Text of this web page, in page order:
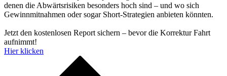
denen die Abwärtsrisiken besonders hoch sind – und wo sich
Gewinnmitnahmen oder sogar Short-Strategien anbieten könnten.
Jetzt den kostenlosen Report sichern – bevor die Korrektur Fahrt
aufnimmt!
Hier klicken